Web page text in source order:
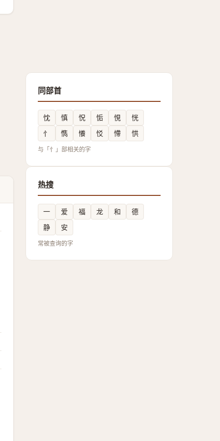
同部首
忱 慎 怳 㤧 悓
恍
忄
懏 懩 㤊 㦅 㤨
与「忄」部相关的字
热搜
一 爱 福 龙 和
德
静
安
常被查询的字